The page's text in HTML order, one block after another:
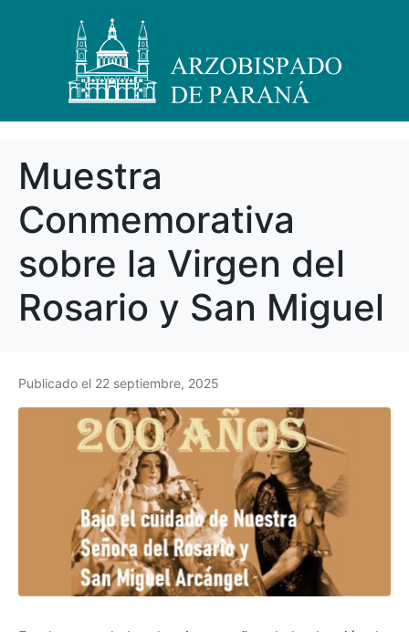
Muestra
Conmemorativa
sobre la Virgen del
Rosario y San Miguel
Publicado el 22 septiembre, 2025